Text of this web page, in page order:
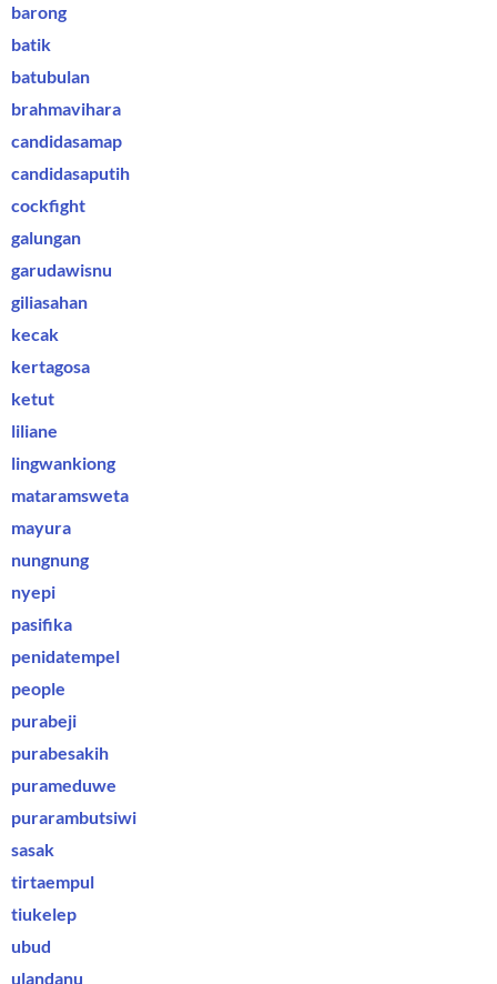
barong
batik
batubulan
brahmavihara
candidasamap
candidasaputih
cockfight
galungan
garudawisnu
giliasahan
kecak
kertagosa
ketut
liliane
lingwankiong
mataramsweta
mayura
nungnung
nyepi
pasifika
penidatempel
people
purabeji
purabesakih
purameduwe
purarambutsiwi
sasak
tirtaempul
tiukelep
ubud
ulandanu